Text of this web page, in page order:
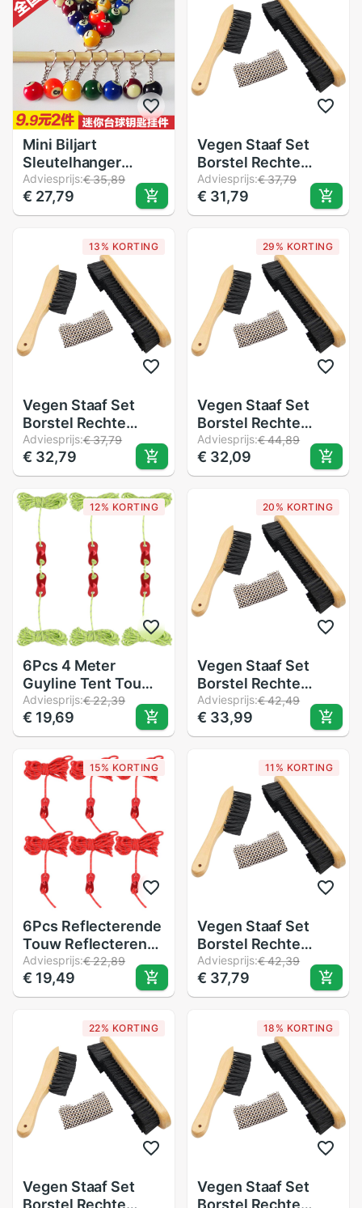
Mini Biljart
Sleutelhanger
Hanger Lanyard 16
Kleurrijke Bal
Sleutel Hanger
Sleutelhanger Kou
Shi Pin
Adviesprijs:€ 35,89
€ 27,79
Vegen Staaf Set
Borstel Rechte
Borstel Zwembad
Tafel Schoonmaken
Tool Snooker
Biljart Accessoires
Adviesprijs:€ 37,79
€ 31,79
13% KORTING
Vegen Staaf Set
Borstel Rechte
Borstel Zwembad
Tafel Schoonmaken
Tool Snooker
Schoonmaken Tool
Biljart Accessoires
Adviesprijs:€ 37,79
€ 32,79
29% KORTING
Vegen Staaf Set
Borstel Rechte
Borstel Zwembad
Tafel Schoonmaken
Tool Snooker
Biljart Accessoires
Adviesprijs:€ 44,89
€ 32,09
12% KORTING
6Pcs 4 Meter
Guyline Tent Touw
Reflecterende Touw
Tent Cord Met 2-
Eye Touw Spanners
Voor Camping
Wandelen
backpacken
Willekeurige Kleur
Adviesprijs:€ 22,39
€ 19,69
20% KORTING
Vegen Staaf Set
Borstel Rechte
Borstel Zwembad
Tafel Schoonmaken
Tool Snooker
Biljart Accessoires
Adviesprijs:€ 42,49
€ 33,99
15% KORTING
6Pcs Reflecterende
Touw Reflecterende
Touw Tent Cord
Guyline Touw Wind
Touw Voor Outdoor
Adviesprijs:€ 22,89
€ 19,49
11% KORTING
Vegen Staaf Set
Borstel Rechte
Borstel Zwembad
Tafel Schoonmaken
Tool Snooker
Biljart Accessoires
Adviesprijs:€ 42,39
€ 37,79
22% KORTING
Vegen Staaf Set
Borstel Rechte
18% KORTING
Vegen Staaf Set
Borstel Rechte